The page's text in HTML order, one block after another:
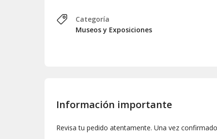
Categoría
Museos y Exposiciones
Información importante
Revisa tu pedido atentamente. Una vez